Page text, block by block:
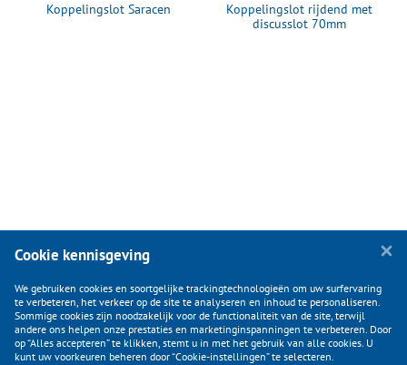
Koppelingslot Saracen
Koppelingslot rijdend met
discusslot 70mm
KLANTENSERVICE
Cookie kennisgeving
We gebruiken cookies en soortgelijke trackingtechnologieën om uw surfervaring
te verbeteren, het verkeer op de site te analyseren en inhoud te personaliseren.
Sommige cookies zijn noodzakelijk voor de functionaliteit van de site, terwijl
andere ons helpen onze prestaties en marketinginspanningen te verbeteren. Door
op “Alles accepteren” te klikken, stemt u in met het gebruik van alle cookies. U
kunt uw voorkeuren beheren door “Cookie-instellingen” te selecteren.